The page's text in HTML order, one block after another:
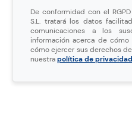
De conformidad con el RGPD
S.L. tratará los datos
comunicaciones a los
información acerca de
cómo ejercer sus derechos
nuestrapolítica de privacidad